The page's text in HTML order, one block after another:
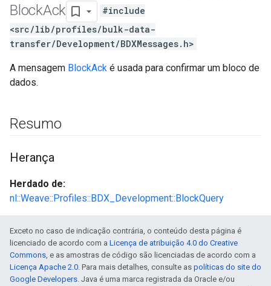
BlockAck
#include
<src/lib/profiles/bulk-data-
transfer/Development/BDXMessages.h>
A mensagem BlockAck é usada para confirmar um bloco de
dados.
Resumo
Herança
Herdado de:
nl::Weave::Profiles::BDX_Development::BlockQuery
Exceto no caso de indicação contrária, o conteúdo desta página é
licenciado de acordo com a Licença de atribuição 4.0 do Creative
Commons, e as amostras de código são licenciadas de acordo com a
Licença Apache 2.0. Para mais detalhes, consulte as políticas do site do
Google Developers. Java é uma marca registrada da Oracle e/ou